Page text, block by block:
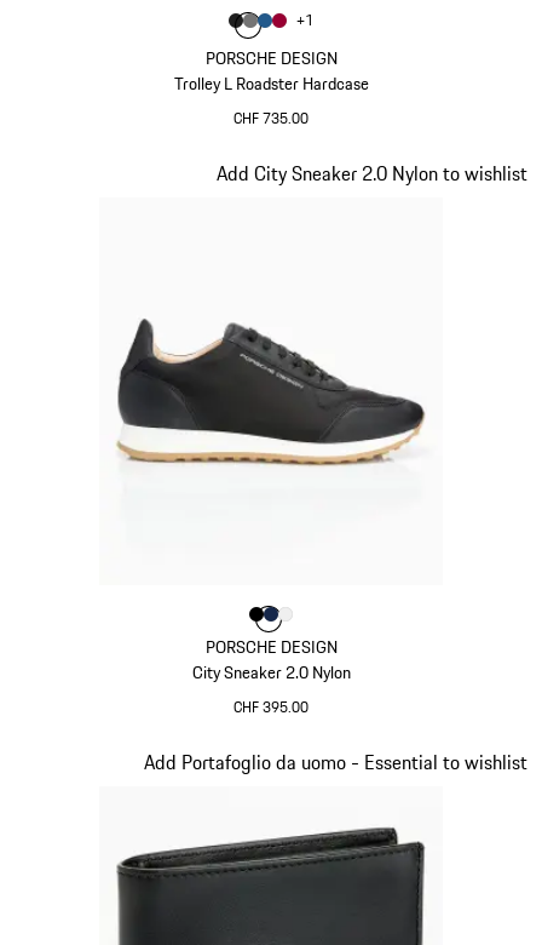
PORSCHE DESIGN
Trolley L Roadster Hardcase
CHF 735.00
Colore
ColoreNero Opaco
Colore Grigio Nardo
Colore
Colore
+1
PORSCHE DESIGN
City Sneaker 2.0 Nylon
CHF 395.00
Add City Sneaker 2.0 Nylon to wishlist
Colore
Colore
ColoreColore
Add Portafoglio da uomo - Essential to wishlist
Diapositiva 6 di 7